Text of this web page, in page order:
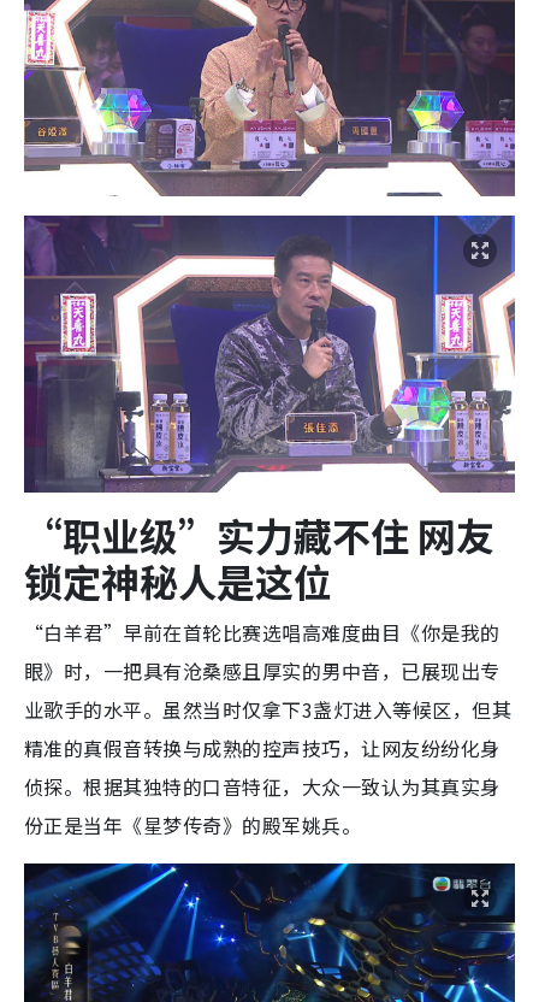
“职业级”实力藏不住 网友
锁定神秘人是这位
“白羊君”早前在首轮比赛选唱高难度曲目《你是我的
眼》时，一把具有沧桑感且厚实的男中音，已展现出专
业歌手的水平。虽然当时仅拿下3盏灯进入等候区，但其
精准的真假音转换与成熟的控声技巧，让网友纷纷化身
侦探。根据其独特的口音特征，大众一致认为其真实身
份正是当年《星梦传奇》的殿军姚兵。